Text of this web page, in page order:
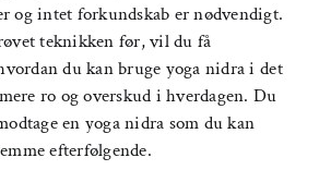
og intet forkundskab er nødvendigt.
teknikken før, vil du få
du kan bruge yoga nidra i det
ro og overskud i hverdagen. Du
en yoga nidra som du kan
efterfølgende.